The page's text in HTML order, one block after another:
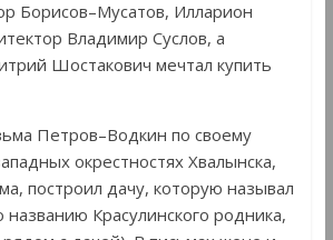
Борисов–Мусатов, Илларион
Владимир Суслов, а
Шостакович мечтал купить
Петров–Водкин по своему
окрестностях Хвалынска,
построил дачу, которую называл
названию Красулинского родника,